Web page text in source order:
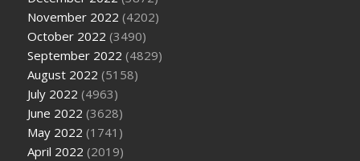
November 2022 (4202)
October 2022 (3490)
September 2022 (4829)
August 2022 (5158)
July 2022 (4963)
June 2022 (3628)
May 2022 (1741)
April 2022 (2019)